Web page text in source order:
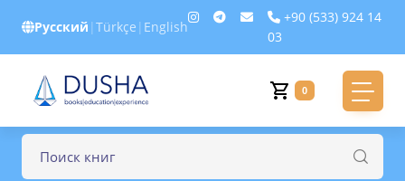
Русский | Türkçe | English
+90 (533) 924 14
03
0